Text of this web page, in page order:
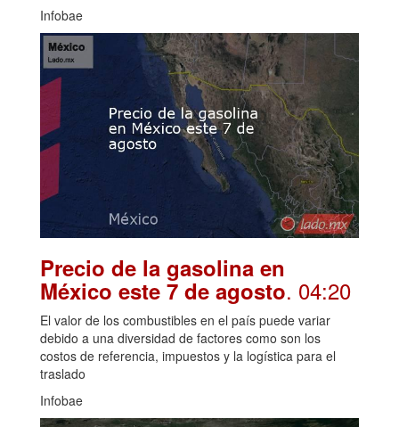
Infobae
Precio de la gasolina en
México este 7 de agosto. 04:20
El valor de los combustibles en el país puede variar
debido a una diversidad de factores como son los
costos de referencia, impuestos y la logística para el
traslado
Infobae